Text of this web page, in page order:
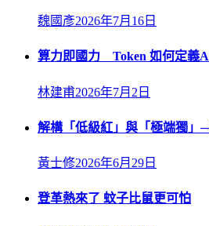
魏國彥2026年7月16日
算力即國力 Token 如何定義
林建甫2026年7月2日
解構「低級紅」與「極端獨」
黃士修2026年6月29日
登革熱來了 蚊子比鼠更可怕